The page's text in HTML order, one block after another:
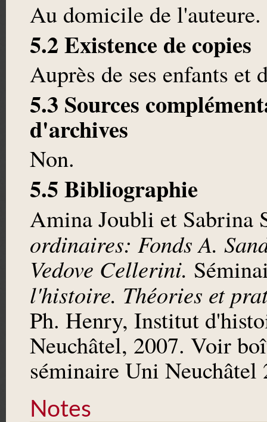
Au domicile de l'auteure.
5.2 Existence de copies
Auprès de ses enfants et
5.3 Sources
d'archives
Non.
5.5 Bibliographie
Amina Joubli et Sabrina
ordinaires: Fonds A.
Vedove Cellerini.
l'histoire. Théories et
Ph. Henry, Institut
Neuchâtel, 2007. Voir
séminaire Uni Neuchâtel
Notes